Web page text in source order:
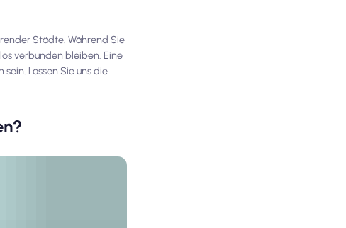
Städte. Während Sie
verbunden bleiben. Eine
Lassen Sie uns die